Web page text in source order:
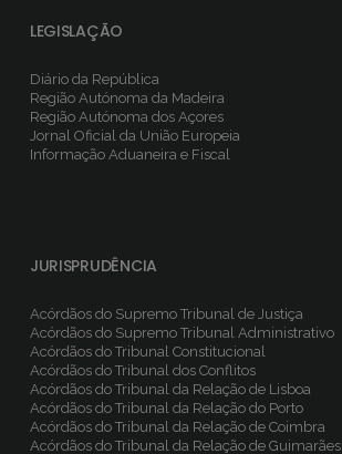
LEGISLAÇÃO
Diário da República
Região Autónoma da Madeira
Região Autónoma dos Açores
Jornal Oficial da União Europeia
Informação Aduaneira e Fiscal
JURISPRUDÊNCIA
Acórdãos do Supremo Tribunal de Justiça
Acórdãos do Supremo Tribunal Administrativo
Acórdãos do Tribunal Constitucional
Acórdãos do Tribunal dos Conflitos
Acórdãos do Tribunal da Relação de Lisboa
Acórdãos do Tribunal da Relação do Porto
Acórdãos do Tribunal da Relação de Coimbra
Acórdãos do Tribunal da Relação de Guimarães